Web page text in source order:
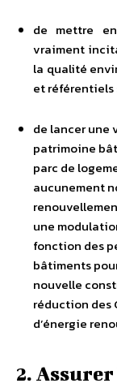
de mettre
vraiment
la qualité
et référentiels
de lancer
patrimoine
parc de
aucunement
une
fonction des
bâtiments
nouvelle
réduction des
d’énergie
2.